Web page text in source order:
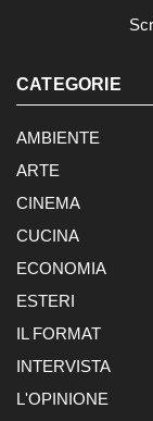
CATEGORIE
AMBIENTE
ARTE
CINEMA
CUCINA
ECONOMIA
ESTERI
IL FORMAT
INTERVISTA
L'OPINIONE